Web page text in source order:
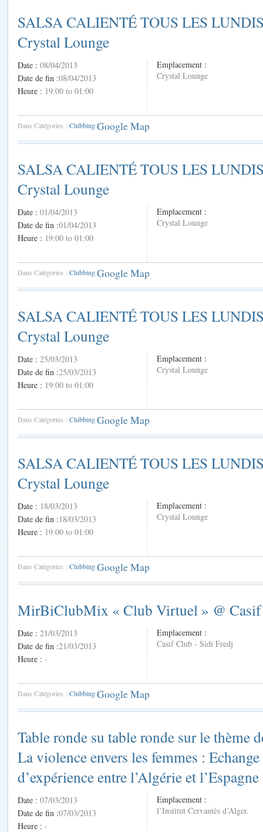
SALSA CALIENTÉ TOUS LES
Crystal Lounge
Date : 08/04/2013
Date de fin :08/04/2013
Heure : 19:00 to 01:00
Emplacement :
Crystal Lounge
Dans Catégories : ClubbingGoogle Map
SALSA CALIENTÉ TOUS LES
Crystal Lounge
Date : 01/04/2013
Date de fin :01/04/2013
Heure : 19:00 to 01:00
Emplacement :
Crystal Lounge
Dans Catégories : ClubbingGoogle Map
SALSA CALIENTÉ TOUS LES
Crystal Lounge
Date : 25/03/2013
Date de fin :25/03/2013
Heure : 19:00 to 01:00
Emplacement :
Crystal Lounge
Dans Catégories : ClubbingGoogle Map
SALSA CALIENTÉ TOUS LES
Crystal Lounge
Date : 18/03/2013
Date de fin :18/03/2013
Heure : 19:00 to 01:00
Emplacement :
Crystal Lounge
Dans Catégories : ClubbingGoogle Map
MirBiClubMix « Club Virtuel » @
Date : 21/03/2013
Date de fin :21/03/2013
Heure : -
Emplacement :
Casif Club - Sidi Fredj
Dans Catégories : ClubbingGoogle Map
Table ronde su table ronde sur le thème
La violence envers les femmes : Echange
d’expérience entre l’Algérie et
Date : 07/03/2013
Date de fin :07/03/2013
Heure : -
Emplacement :
l’Institut Cervantès d’Alger.